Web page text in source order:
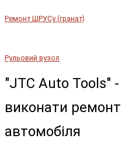
Ремонт ШРУСу (гранат)
Рульовий вузол
"JTC Auto
виконати
автомобіля